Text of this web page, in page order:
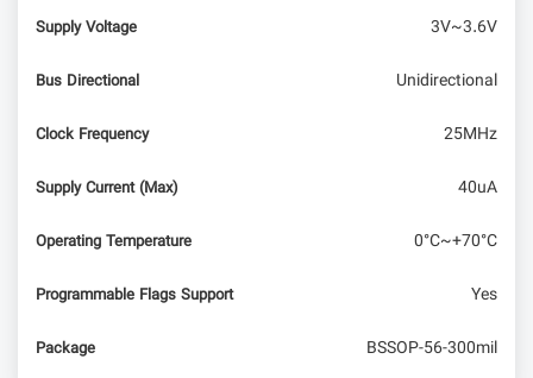
Supply Voltage 3V~3.6V
Bus Directional Unidirectional
Clock Frequency 25MHz
Supply Current (Max) 40uA
Operating Temperature 0°C~+70°C
Programmable Flags Support Yes
Package BSSOP-56-300mil